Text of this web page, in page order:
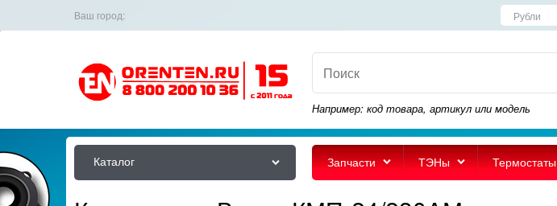
Ваш город:
Например: код товара, артикул или модель
Каталог Запчасти ТЭНы Термостаты